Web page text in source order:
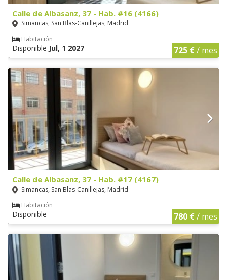
Calle de Albasanz, 37 - Hab. #16 (4166)
Simancas, San Blas-Canillejas, Madrid
Habitación
Disponible Jul, 1 2027 725 €/ mes
Calle de Albasanz, 37 - Hab. #17 (4167)
Simancas, San Blas-Canillejas, Madrid
Habitación
Disponible 780 €/ mes